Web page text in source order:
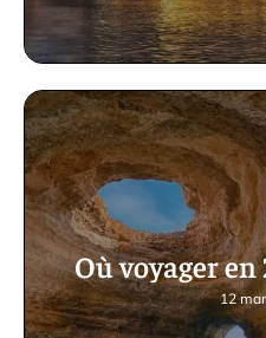
Où voyager en
12